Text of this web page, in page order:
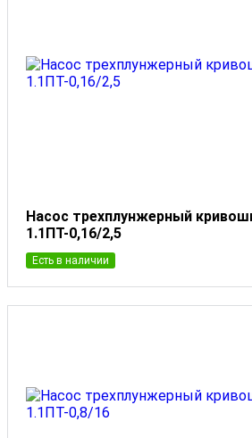
Насос трехплунжерный
1.1ПТ-0,16/2,5
Есть в наличии